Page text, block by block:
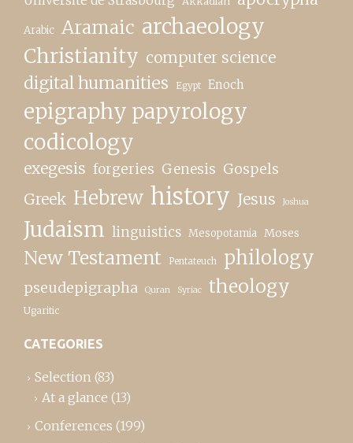
Arabic Aramaic archaeology
Christianity computer science
digital humanities Egypt Enoch
epigraphy papyrology
codicology
exegesis forgeries Genesis Gospels
Greek Hebrew history Jesus Joshua
Judaism linguistics Mesopotamia Moses
New Testament Pentateuch philology
pseudepigrapha Quran Syriac theology
Ugaritic
CATEGORIES
Selection (83)
At a glance (13)
Conferences (199)